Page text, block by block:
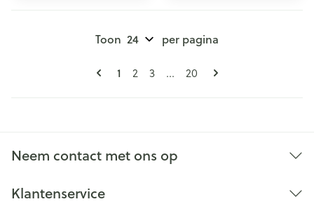
Pagina's
U lees momenteel pagina
1 Pagina
2 Pagina
3 ... Pagina
20
Toon per pagina
Neem contact met ons op
Klantenservice